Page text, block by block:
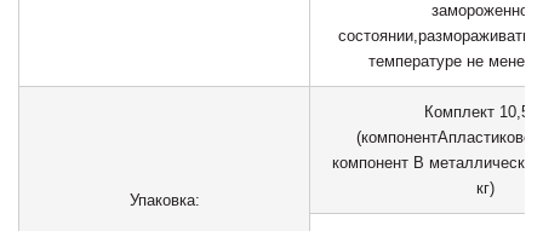
замороженном
состоянии,размораживать
температуре не менее
Упаковка:
Комплект 10,5
(компонентАпластиковое
компонент В
кг)